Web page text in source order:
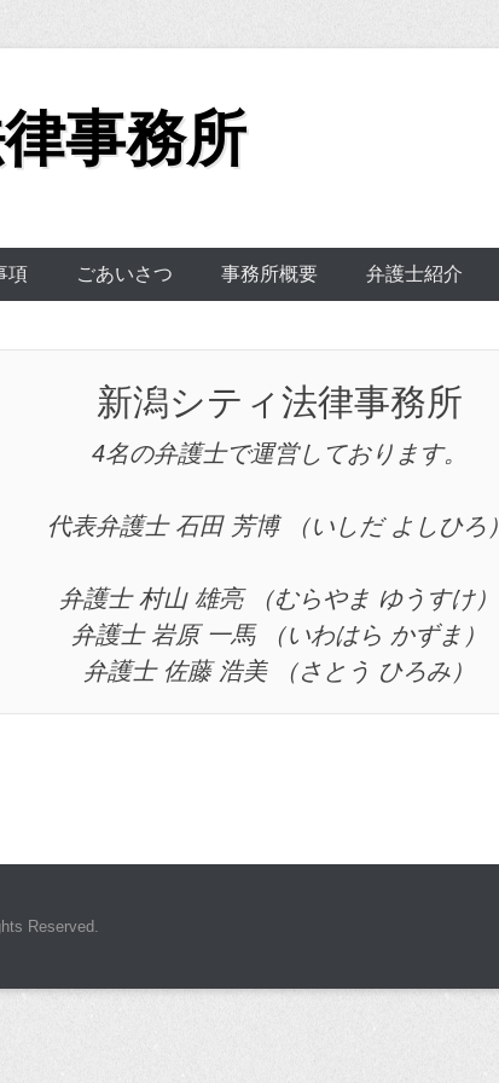
事務所
項 ごあいさつ 事務所概要 弁護士紹介
新潟シティ法律事務所
4名の弁護士で運営しております。
代表弁護士 石田 芳博 （いしだ よしひろ）
弁護士 村山 雄亮 （むらやま ゆうすけ）
弁護士 岩原 一馬 （いわはら かずま）
弁護士 佐藤 浩美 （さとう ひろみ）
Reserved.